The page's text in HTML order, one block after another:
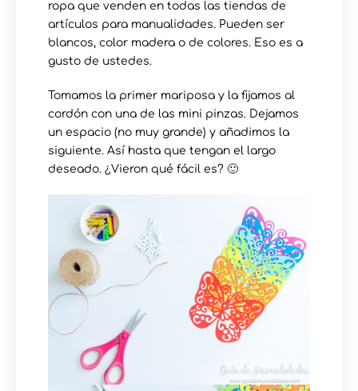
ropa que venden en todas las tiendas de
artículos para manualidades. Pueden ser
blancos, color madera o de colores. Eso es a
gusto de ustedes.
Tomamos la primer mariposa y la fijamos al
cordón con una de las mini pinzas. Dejamos
un espacio (no muy grande) y añadimos la
siguiente. Así hasta que tengan el largo
deseado. ¿Vieron qué fácil es? 🙂